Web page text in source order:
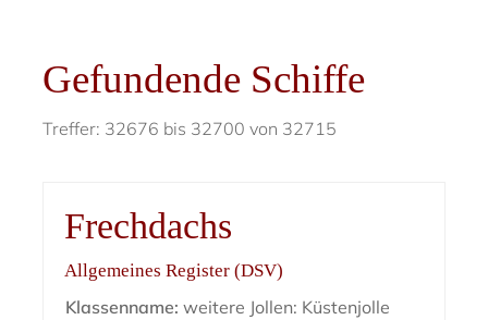
Gefundende Schiffe
Treffer: 32676 bis 32700 von 32715
Frechdachs
Allgemeines Register (DSV)
Klassenname: weitere Jollen: Küstenjolle